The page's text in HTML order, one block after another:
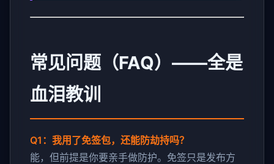
常见问题（FAQ）——全是
血泪教训
Q1：我用了免签包，还能防劫持吗？
能，但前提是你要亲手做防护。免签只是发布方